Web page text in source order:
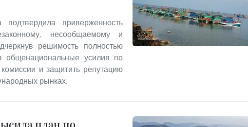
приверженность
несообщаемому и
решимость полностью
общенациональные усилия по
и защитить репутацию
рынках.
план по